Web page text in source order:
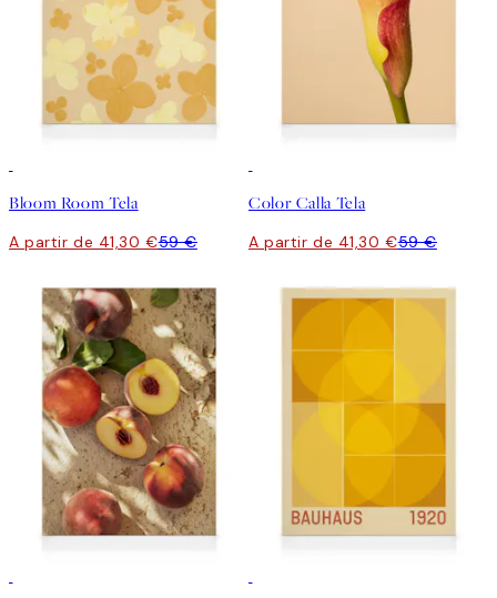
Bloom Room Tela
A partir de 41,30 €59 €
Color Calla Tela
A partir de 41,30 €59 €